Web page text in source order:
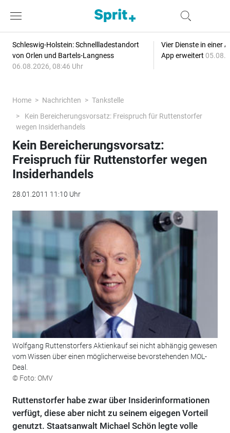
Schleswig-Holstein: Schnellladestandort
von Orlen und Bartels-Langness
06.08.2026, 08:46 Uhr
Vier Dienste in einer
App erweitert
Home Nachrichten
Tankstelle
Kein Bereicherungsvorsatz: Freispruch für Ruttenstorfer
wegen Insiderhandels
Kein Bereicherungsvorsatz:
Freispruch für Ruttenstorfer wegen
Insiderhandels
28.01.2011 11:10 Uhr
Wolfgang Ruttenstorfers Aktienkauf sei nicht abhängig gewesen
vom Wissen über einen möglicherweise bevorstehenden MOL-
Deal.
© Foto: OMV
Ruttenstorfer habe zwar über Insiderinformationen
verfügt, diese aber nicht zu seinem eigegen Vorteil
genutzt. Staatsanwalt Michael Schön legte volle